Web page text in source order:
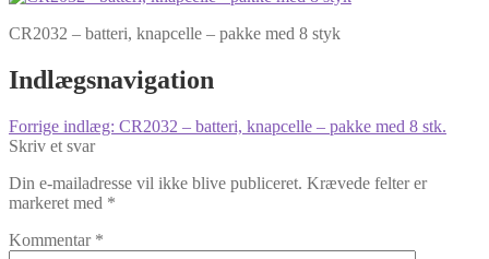
CR2032 – batteri, knapcelle – pakke med 8 styk
Indlægsnavigation
Forrige indlæg: CR2032 – batteri, knapcelle – pakke med 8 stk.
Skriv et svar
Din e-mailadresse vil ikke blive publiceret. Krævede felter er
markeret med *
Kommentar *